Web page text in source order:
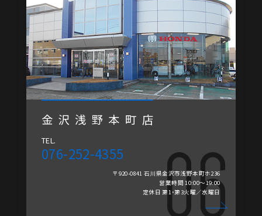
金沢浅野本町店
TEL.
076-252-4355
〒920-0841 石川県金沢市浅野本町ホ236
営業時間 10:00～19:00
定休日 第1・第3火曜／水曜日